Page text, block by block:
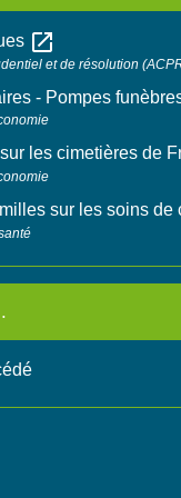
open_in_new
et de résolution
- Pompes
les cimetières de
sur les soins de